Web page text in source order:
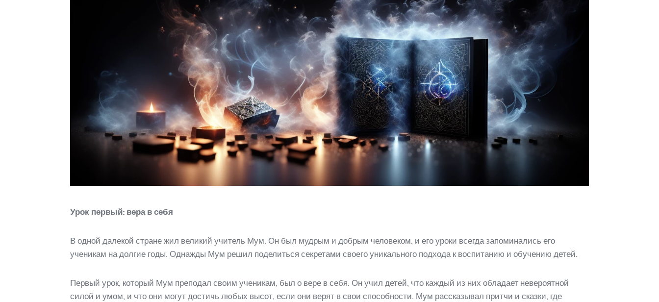
Урок первый: вера в себя
В одной далекой стране жил великий учитель Мум. Он был мудрым и добрым человеком, и его уроки всегда запоминались его
ученикам на долгие годы. Однажды Мум решил поделиться секретами своего уникального подхода к воспитанию и обучению детей.
Первый урок, который Мум преподал своим ученикам, был о вере в себя. Он учил детей, что каждый из них обладает невероятной
силой и умом, и что они могут достичь любых высот, если они верят в свои способности. Мум рассказывал притчи и сказки, где